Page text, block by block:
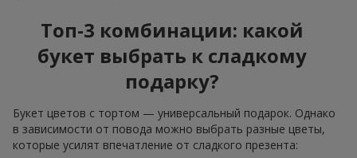
Топ-3 комбинации: какой
букет выбрать к сладкому
подарку?
Букет цветов с тортом — универсальный подарок. Однако
в зависимости от повода можно выбрать разные цветы,
которые усилят впечатление от сладкого презента: